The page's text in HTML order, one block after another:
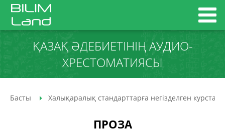
ҚАЗАҚ ӘДЕБИЕТІНІҢ АУДИО­
ХРЕСТОМАТИЯСЫ
Басты Халықаралық стандарттарға негізделген курстар
ПРОЗА